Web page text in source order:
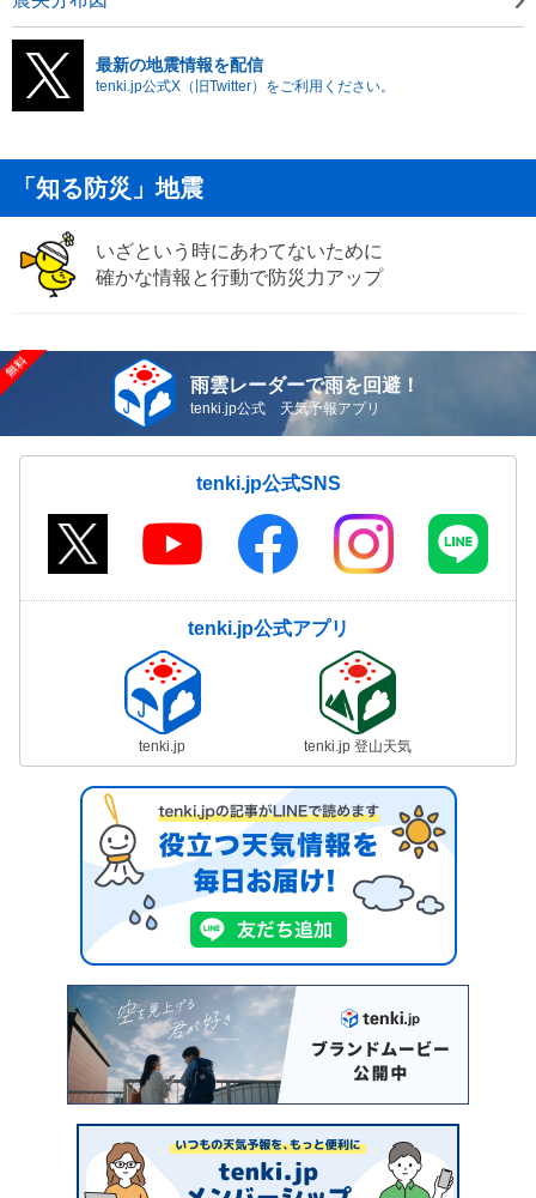
最新の地震情報を配信
tenki.jp公式X（旧Twitter）をご利用ください。
「知る防災」地震
いざという時にあわてないために
確かな情報と行動で防災力アップ
雨雲レーダーで雨を回避！
tenki.jp公式 天気予報アプリ
tenki.jp公式SNS
tenki.jp公式アプリ
tenki.jp tenki.jp 登山天気